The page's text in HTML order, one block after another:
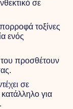
σε
τοξίνες
ενός
προσθέτουν
σε
για